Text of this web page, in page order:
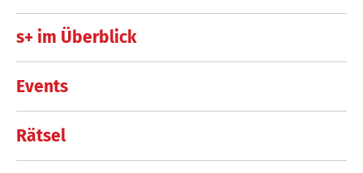
s+ im Überblick
Events
Rätsel